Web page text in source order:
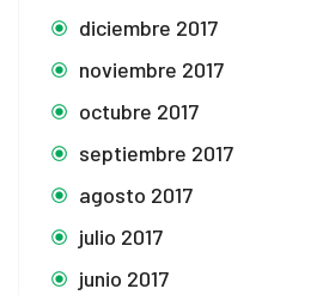
diciembre 2017
noviembre 2017
octubre 2017
septiembre 2017
agosto 2017
julio 2017
junio 2017